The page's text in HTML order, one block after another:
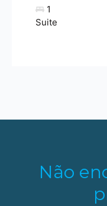
1
Suite
Não